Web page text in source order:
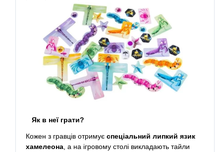
Як в неї грати?
Кожен з гравців отримує спеціальний липкий язик
хамелеона, а на ігровому столі викладають тайли